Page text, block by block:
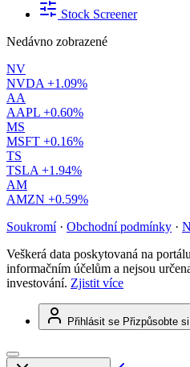
Stock Screener
Nedávno zobrazené
NV
NVDA +1.09%
AA
AAPL +0.60%
MS
MSFT +0.16%
TS
TSLA +1.94%
AM
AMZN +0.59%
Soukromí · Obchodní podmínky ·
Veškerá data poskytovaná na
informačním účelům a nejsou
investování. Zjistit více
Přihlásit se Přizpůsobte